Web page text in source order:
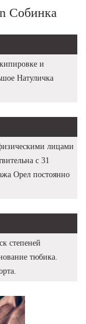
Собинка
и
Натуличка
лицами
с 31
Орел постоянно
степеней
тюбика.